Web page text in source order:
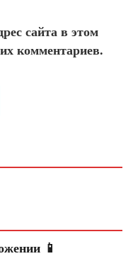
сайта в этом
комментариев.
📱